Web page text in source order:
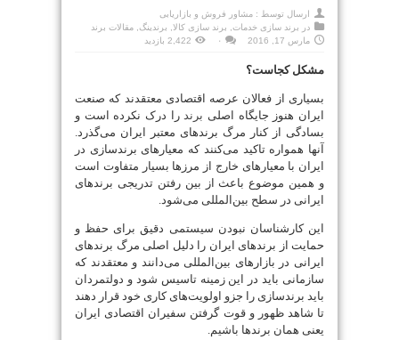
ارسال توسط : مشاور فروش و بازاریابی
در برند سازی خدمات برند سازی کالا برندینگ مقالات برند
مارس 17, 2016
۰ 2,422 بازدید
مشکل کجاست؟
بسیاری از فعالان عرصه اقتصادی معتقدند که صنعت
ایران هنوز جایگاه اصلی برندرا درک نکرده است و
بسادگی از کنار مرگ برندهای معتبر ایران می‌گذرد.
آنها همواره تاکید می‌کنند که معیار‌های برندسازی در
ایران با معیارهای خارج از مرزها بسیار متفاوت است
و همین موضوع باعث از بین رفتن تدریجی برندهای
ایرانی در سطح بین‌المللی می‌شود.
این کارشناسان نبودن سیستمی دقیق برای حفظ و
حمایت از برندهای ایران را دلیل اصلی مرگ برندهای
ایرانی در بازارهای بین‌المللی می‌دانند و معتقدند که
سازمانی باید در این زمینه تاسیس شود و دولتمردان
باید برندسازی را جزو اولویت‌های کاری خود قرار دهند
تا شاهد ظهور و قوت گرفتن سفیران اقتصادی ایران
یعنی همان برندها باشیم.